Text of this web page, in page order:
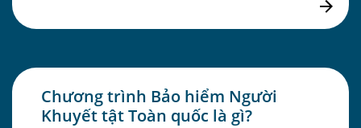
Chương trình Bảo hiểm Người
Khuyết tật Toàn quốc là gì?